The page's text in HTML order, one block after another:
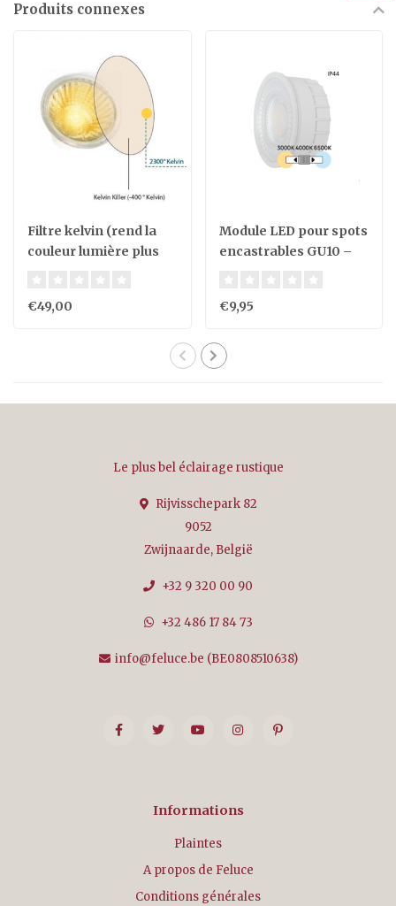
Produits connexes
Filtre kelvin (rend la
couleur lumière plus
€49,00
Module LED pour spots
encastrables GU10 –
€9,95
Le plus bel éclairage rustique
Rijvisschepark 82
9052
Zwijnaarde, België
+32 9 320 00 90
+32 486 17 84 73
info@feluce.be (BE0808510638)
Informations
Plaintes
A propos de Feluce
Conditions générales